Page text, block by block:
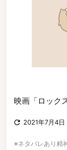
映画「ロック
 2021年7月4日
※ネタバレあり精